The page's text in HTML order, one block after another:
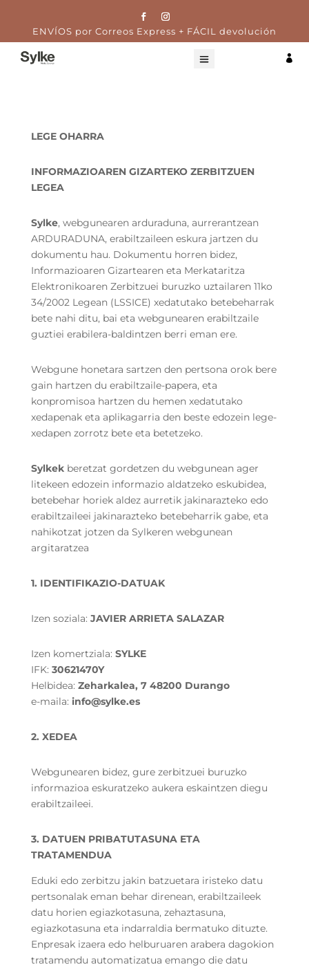
ENVÍOS por Correos Express + FÁCIL devolución

LEGE OHARRA
INFORMAZIOAREN GIZARTEKO ZERBITZUEN
LEGEA
Sylke, webgunearen arduraduna, aurrerantzean
ARDURADUNA, erabiltzaileen eskura jartzen du
dokumentu hau. Dokumentu horren bidez,
Informazioaren Gizartearen eta Merkataritza
Elektronikoaren Zerbitzuei buruzko uztailaren 11ko
34/2002 Legean (LSSICE) xedatutako betebeharrak
bete nahi ditu, bai eta webgunearen erabiltzaile
guztiei erabilera-baldintzen berri eman ere.
Webgune honetara sartzen den pertsona orok bere
gain hartzen du erabiltzaile-papera, eta
konpromisoa hartzen du hemen xedatutako
xedapenak eta aplikagarria den beste edozein lege-
xedapen zorrotz bete eta betetzeko.
Sylkekberetzat gordetzen du webgunean ager
litekeen edozein informazio aldatzeko eskubidea,
betebehar horiek aldez aurretik jakinarazteko edo
erabiltzaileei jakinarazteko betebeharrik gabe, eta
nahikotzat jotzen da Sylkeren webgunean
argitaratzea
1. IDENTIFIKAZIO-DATUAK
Izen soziala: JAVIER ARRIETA SALAZAR
Izen komertziala: SYLKE
IFK: 30621470Y
Helbidea: Zeharkalea, 7 48200 Durango
e-maila: info@sylke.es
2. XEDEA
Webgunearen bidez, gure zerbitzuei buruzko
informazioa eskuratzeko aukera eskaintzen diegu
erabiltzaileei.
3. DATUEN PRIBATUTASUNA ETA
TRATAMENDUA
Eduki edo zerbitzu jakin batzuetara iristeko datu
pertsonalak eman behar direnean, erabiltzaileek
datu horien egiazkotasuna, zehaztasuna,
egiazkotasuna eta indarraldia bermatuko dituzte.
Enpresak izaera edo helburuaren arabera dagokion
tratamendu automatizatua emango die datu